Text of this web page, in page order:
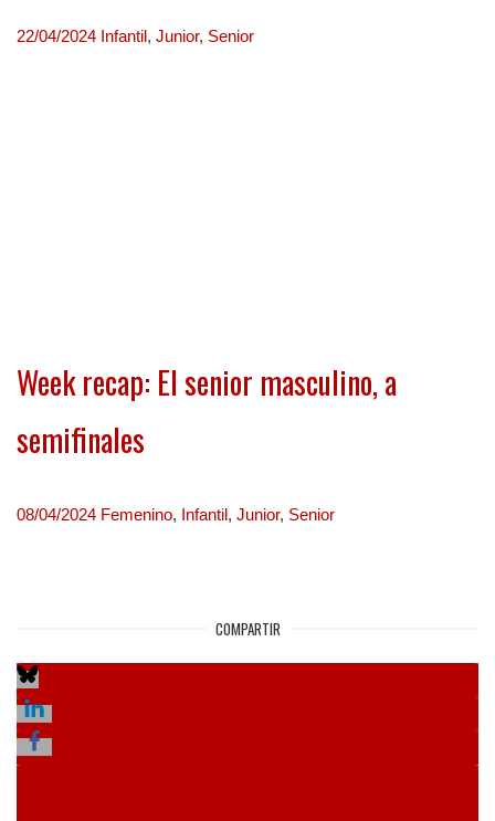
22/04/2024 Infantil, Junior, Senior
Week recap: El senior masculino, a
semifinales
08/04/2024 Femenino, Infantil, Junior, Senior
COMPARTIR